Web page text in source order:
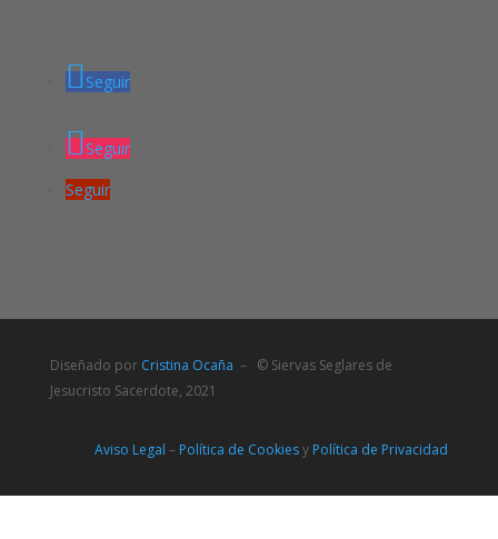
Seguir
Seguir
Seguir
Diseñado por Cristina Ocaña – © Siervas Seglares de
Jesucristo Sacerdote, 2021
Aviso Legal – Política de Cookiesy Política de Privacidad